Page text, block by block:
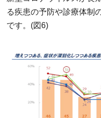
る疾患の予防や診療体制
です。(図6)